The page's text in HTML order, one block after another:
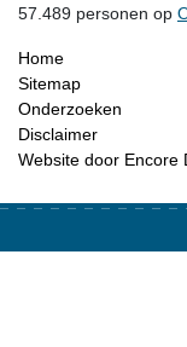
57.489 personen op
Home
Sitemap
Onderzoeken
Disclaimer
Website door Encore